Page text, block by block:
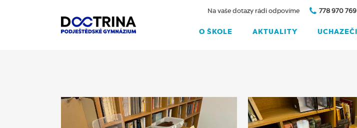
O ŠKOLE AKTUALITY UCHAZEČI
Na vaše dotazy rádi odpovíme 778 970 769